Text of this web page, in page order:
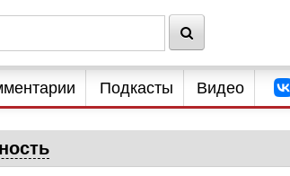
Подкасты Видео